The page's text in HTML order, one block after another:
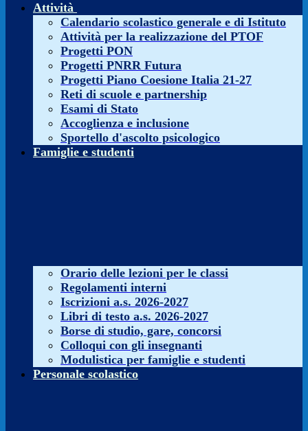
Attività
Calendario scolastico generale e di Istituto
Attività per la realizzazione del PTOF
Progetti PON
Progetti PNRR Futura
Progetti Piano Coesione Italia 21-27
Reti di scuole e partnership
Esami di Stato
Accoglienza e inclusione
Sportello d'ascolto psicologico
Famiglie e studenti
Orario delle lezioni per le classi
Regolamenti interni
Iscrizioni a.s. 2026-2027
Libri di testo a.s. 2026-2027
Borse di studio, gare, concorsi
Colloqui con gli insegnanti
Modulistica per famiglie e studenti
Personale scolastico